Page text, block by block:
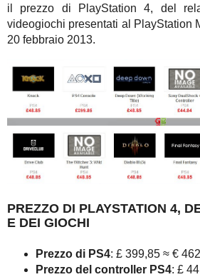
il prezzo di PlayStation 4, del
videogiochi presentati al PlayStation
20 febbraio 2013.
PREZZO DI PLAYSTATION 4,
E DEI GIOCHI
Prezzo di PS4: £ 399,85 ≈ € 462
Prezzo del controller PS4: £